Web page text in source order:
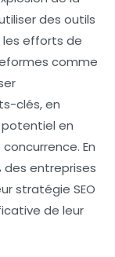
des outils
efforts de
comme
clés, en
en
En
des entreprises
stratégie SEO
de leur